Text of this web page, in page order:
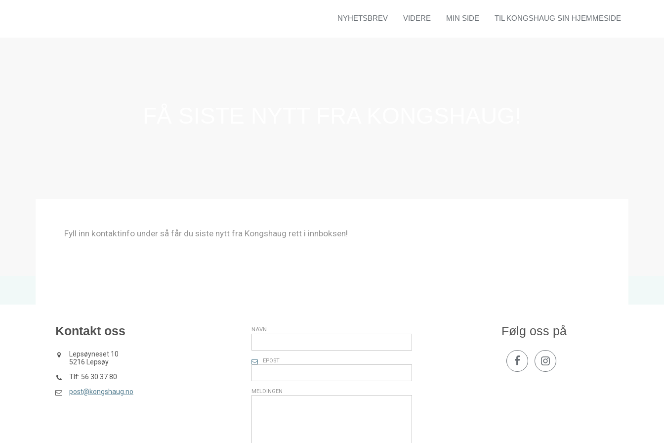
NYHETSBREV VIDERE MIN SIDE TIL KONGSHAUG SIN HJEMMESIDE
Fyll inn kontaktinfo under så får du siste nytt fra Kongshaug rett i innboksen!
Kontakt oss
Lepsøyneset 10
5216 Lepsøy
Tlf: 56 30 37 80
post@kongshaug.no
NAVN
EPOST
MELDINGEN
Følg oss på